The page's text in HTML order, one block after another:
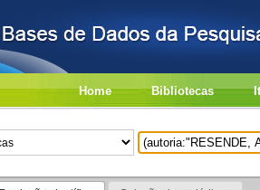
Home Bibliotecas